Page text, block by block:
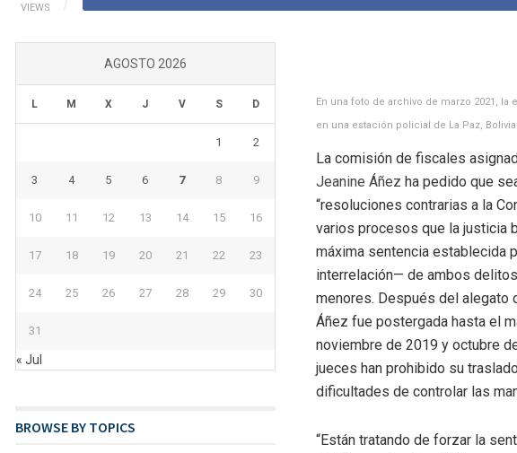
VIEWS
En una foto de archivo de marzo 2021,
en una estación policial de La Paz, Bolivia.
La comisión de fiscales
Jeanine Áñez ha pedido que
“resoluciones contrarias a la
varios procesos que la justicia
máxima sentencia establecida
interrelación— de ambos
menores. Después del alegato
Áñez fue postergada hasta el
noviembre de 2019 y octubre
jueces han prohibido su
dificultades de controlar las
“Están tratando de forzar la
AGOSTO 2026
L M X J V S D
1 2
3 4 5 6 7 8 9
10 11 12 13 14 15 16
17 18 19 20 21 22 23
24 25 26 27 28 29 30
31
« Jul
BROWSE BY TOPICS